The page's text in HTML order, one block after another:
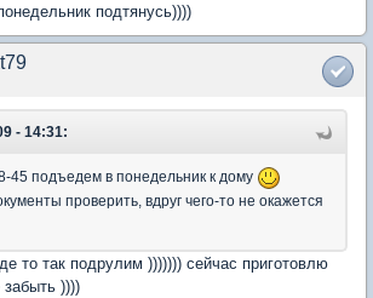
подтянусь))))
- 14:31:
45 подъедем в понедельник к дому
проверить, вдруг чего-то не окажется
то так подрулим ))))))) сейчас приготовлю
))))